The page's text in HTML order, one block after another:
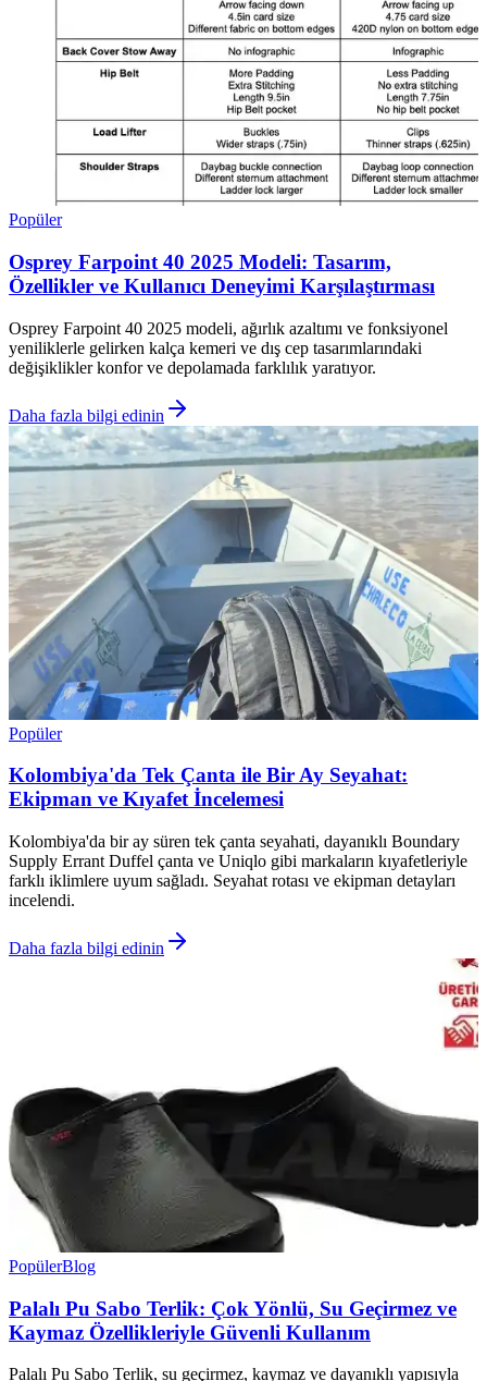
Popüler
Osprey Farpoint 40 2025 Modeli: Tasarım,
Özellikler ve Kullanıcı Deneyimi Karşılaştırması
Osprey Farpoint 40 2025 modeli, ağırlık azaltımı ve fonksiyonel
yeniliklerle gelirken kalça kemeri ve dış cep tasarımlarındaki
değişiklikler konfor ve depolamada farklılık yaratıyor.
Daha fazla bilgi edinin
Popüler
Kolombiya'da Tek Çanta ile Bir Ay Seyahat:
Ekipman ve Kıyafet İncelemesi
Kolombiya'da bir ay süren tek çanta seyahati, dayanıklı Boundary
Supply Errant Duffel çanta ve Uniqlo gibi markaların kıyafetleriyle
farklı iklimlere uyum sağladı. Seyahat rotası ve ekipman detayları
incelendi.
Daha fazla bilgi edinin
PopülerBlog
Palalı Pu Sabo Terlik: Çok Yönlü, Su Geçirmez ve
Kaymaz Özellikleriyle Güvenli Kullanım
Palalı Pu Sabo Terlik, su geçirmez, kaymaz ve dayanıklı yapısıyla